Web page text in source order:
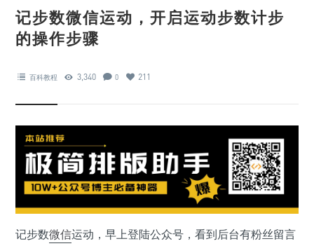
记步数微信运动，开启运动步数计步
的操作步骤
百科教程 3,340 0 211
记步数微信运动，早上登陆公众号，看到后台有粉丝留言